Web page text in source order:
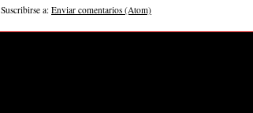
Suscribirse a: Enviar comentarios (Atom)